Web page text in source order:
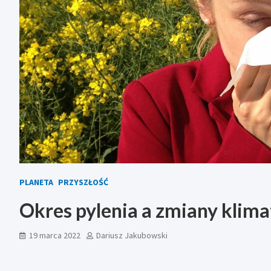
PLANETA PRZYSZŁOŚĆ
Okres pylenia a zmiany
19 marca 2022 Dariusz Jakubowski